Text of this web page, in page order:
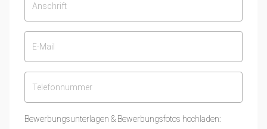
Bewerbungsunterlagen & Bewerbungsfotos hochladen: